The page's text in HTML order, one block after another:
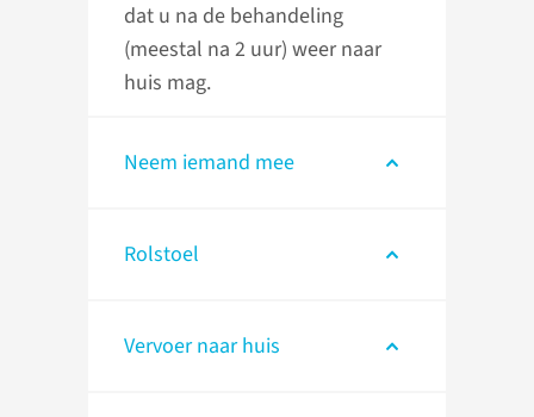
dat u na de behandeling
(meestal na 2 uur) weer naar
huis mag.
Neem iemand mee
Rolstoel
Vervoer naar huis